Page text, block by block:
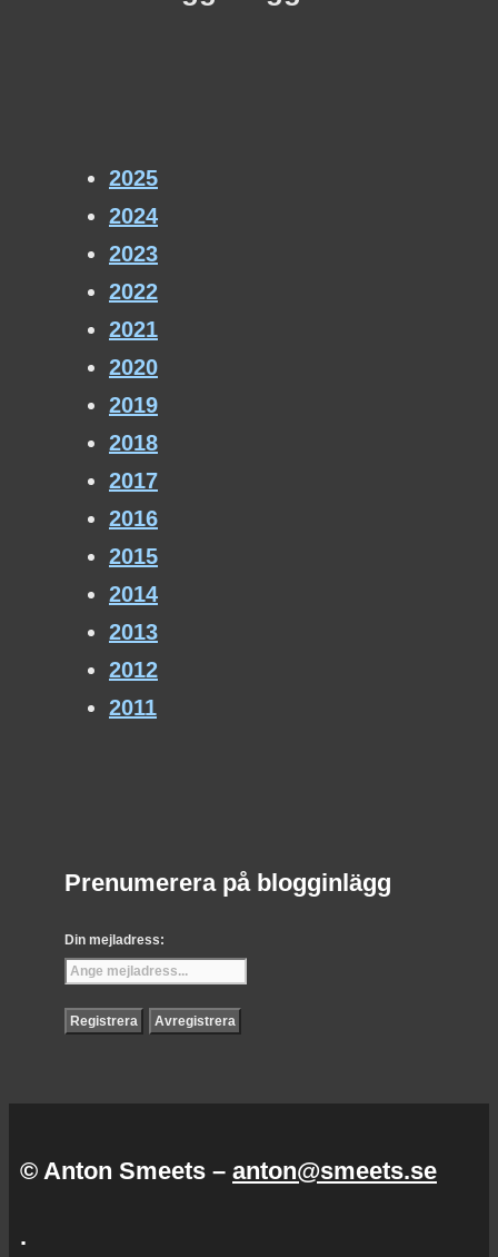
2025
2024
2023
2022
2021
2020
2019
2018
2017
2016
2015
2014
2013
2012
2011
Prenumerera på blogginlägg
Din mejladress:
© Anton Smeets – anton@smeets.se
.